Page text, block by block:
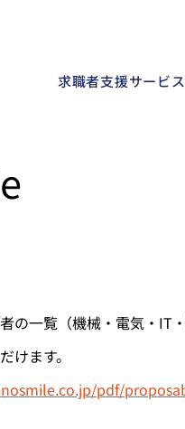
求職者支援サービス
の一覧（機械・電気・IT
けます。
pdf/